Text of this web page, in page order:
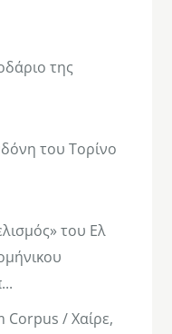
της
του Τορίνο
του Ελ
Corpus / Χαίρε,